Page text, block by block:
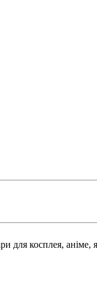
для косплея,